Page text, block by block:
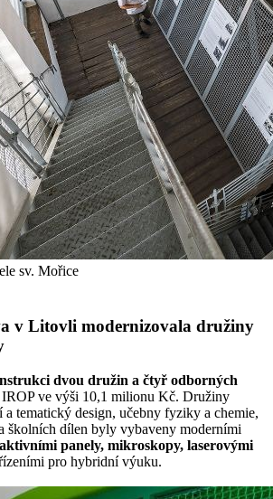
sv. Mořice
v Litovli modernizovala družiny
dvou družin a čtyř odborných
ve výši 10,1 milionu Kč. Družiny
tematický design, učebny fyziky a chemie,
školních dílen byly vybaveny moderními
panely, mikroskopy, laserovými
pro hybridní výuku.